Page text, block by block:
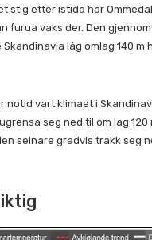
stig etter istida har
furua vaks der. Den
låg omlag 140 m
notid vart klimaet i
seg ned til om lag 120
seinare gradvis trakk seg